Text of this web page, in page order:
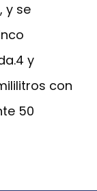
y se
y
con
50